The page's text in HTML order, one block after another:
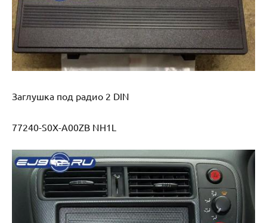
Заглушка под радио 2 DIN
77240-S0X-A00ZB NH1L